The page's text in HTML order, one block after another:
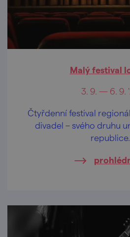
Malý festival
3. 9. — 6. 9.
Čtyřdenní festival
divadel – svého druhu
republice.